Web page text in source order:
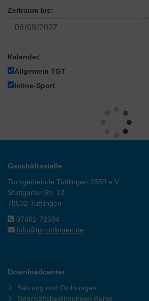
Zeitraum bis:
Kalender:
Allgemein TGT
Inline-Sport
Geschäftsstelle
Turngemeinde Tuttlingen 1859 e.V.
Stuttgarter Str. 13
78532 Tuttlingen
07461-71504
info@tg-tuttlingen.de
Downloadcenter
Satzung und Ordnungen
Geschäftsbedingungen Kurse